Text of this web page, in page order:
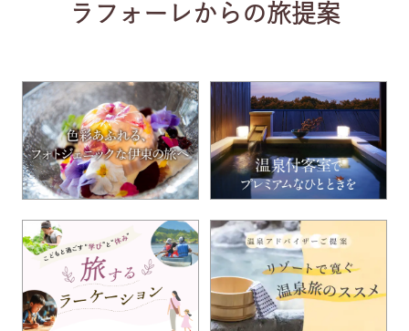
ラフォーレからの旅提案